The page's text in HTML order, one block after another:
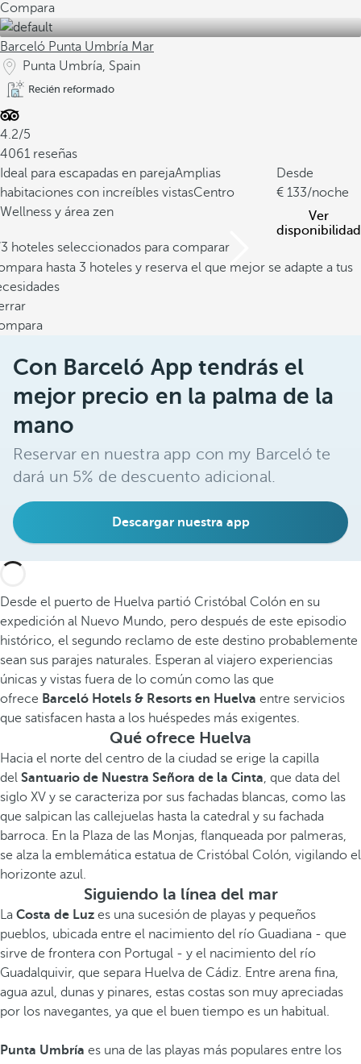
Compara
Barceló Punta Umbría Mar
Punta Umbría, Spain
Recién reformado
4.2/5
4061 reseñas
Ideal para escapadas en parejaAmplias
habitaciones con increíbles vistasCentro
Wellness y área zen
Desde
133/noche
Ver
disponibilidad
hoteles seleccionados para comparar
hasta 3 hoteles y reserva el que mejor se adapte a tus
Con Barceló App tendrás el
mejor precio en la palma de la
mano
Reservar en nuestra app con my Barceló te
dará un 5% de descuento adicional.
Descargar nuestra app
Desde el puerto de Huelva partió Cristóbal Colón en su
expedición al Nuevo Mundo, pero después de este episodio
histórico, el segundo reclamo de este destino probablemente
sean sus parajes naturales. Esperan al viajero experiencias
únicas y vistas fuera de lo común como las que
ofrece Barceló Hotels & Resorts en Huelva entre servicios
que satisfacen hasta a los huéspedes más exigentes.
Qué ofrece Huelva
Hacia el norte del centro de la ciudad se erige la capilla
del Santuario de Nuestra Señora de la Cinta, que data del
siglo XV y se caracteriza por sus fachadas blancas, como las
que salpican las callejuelas hasta la catedral y su fachada
barroca. En la Plaza de las Monjas, flanqueada por palmeras,
se alza la emblemática estatua de Cristóbal Colón, vigilando el
horizonte azul.
Siguiendo la línea del mar
La Costa de Luz es una sucesión de playas y pequeños
pueblos, ubicada entre el nacimiento del río Guadiana - que
sirve de frontera con Portugal - y el nacimiento del río
Guadalquivir, que separa Huelva de Cádiz. Entre arena fina,
agua azul, dunas y pinares, estas costas son muy apreciadas
por los navegantes, ya que el buen tiempo es un habitual.
Punta Umbría es una de las playas más populares entre los